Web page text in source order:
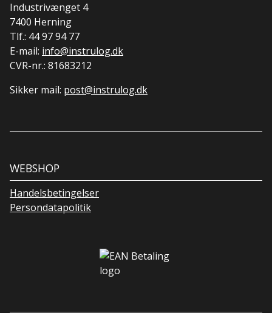
Industrivænget 4
7400 Herning
Tlf.: 44 97 94 77
E-mail: info@instrulog.dk
CVR-nr.: 81683212
Sikker mail: post@instrulog.dk
WEBSHOP
Handelsbetingelser
Persondatapolitik